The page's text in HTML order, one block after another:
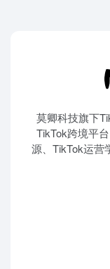
莫卿科技旗下
TikTok跨境平
源、TikTok运营